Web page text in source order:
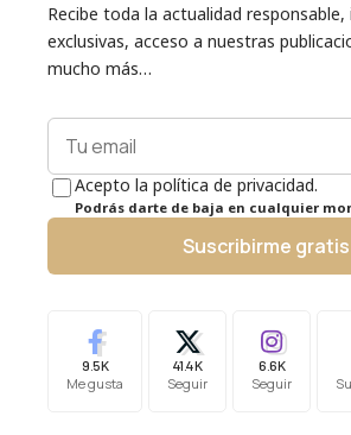
Recibe toda la actualidad responsable,
exclusivas, acceso a nuestras
mucho más…
Acepto la política de privacidad.
Podrás darte de baja en cualquier
Suscribirme gratis
9.5K
Me gusta
41.4K
Seguir
6.6K
Seguir